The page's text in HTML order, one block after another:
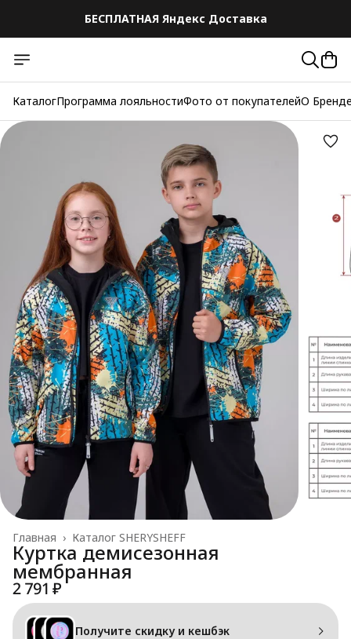
БЕСПЛАТНАЯ Яндекс Доставка
КаталогПрограмма лояльностиФото от покупателейО
Каталог SHERYSHEFF
Главная ›
Куртка демисезонная
мембранная
2 791 ₽
Получите скидку и кешбэк